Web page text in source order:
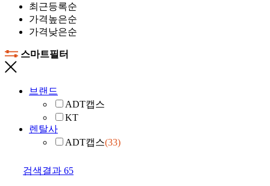
최근등록순
가격높은순
가격낮은순
스마트필터
브랜드
ADT캡스
KT
렌탈사
ADT캡스(33)
검색결과 65